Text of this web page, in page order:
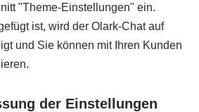
"Theme-Einstellungen" ein.
ist, wird der Olark-Chat auf
und Sie können mit Ihren Kunden
der Einstellungen